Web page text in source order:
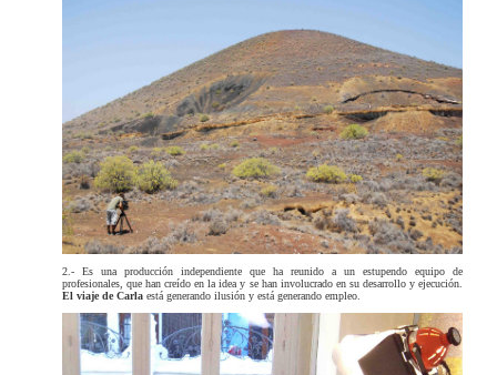
2.- Es una producción independiente que ha reunido a un estupendo equipo de
profesionales, que han creído en la idea y se han involucrado en su desarrollo y ejecución.
El viaje de Carla está generando ilusión y está generando empleo.